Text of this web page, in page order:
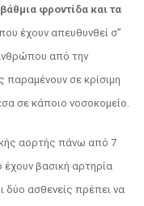
φροντίδα και τα
έχουν απευθυνθεί σ”
από την
παραμένουν σε κρίσιμη
σε κάποιο νοσοκομείο.
αορτής πάνω από 7
έχουν βασική αρτηρία
δύο ασθενείς πρέπει να